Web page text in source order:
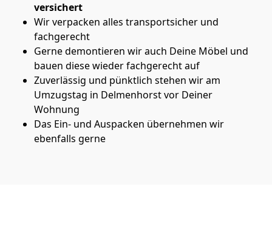
versichert
Wir verpacken alles transportsicher und
fachgerecht
Gerne demontieren wir auch Deine Möbel und
bauen diese wieder fachgerecht auf
Zuverlässig und pünktlich stehen wir am
Umzugstag in Delmenhorst vor Deiner
Wohnung
Das Ein- und Auspacken übernehmen wir
ebenfalls gerne